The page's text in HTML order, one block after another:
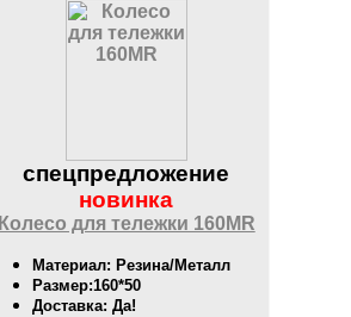
спецпредложение
новинка
Колесо для тележки 160MR
Материал: Резина/Металл
Размер:160*50
Доставка: Да!